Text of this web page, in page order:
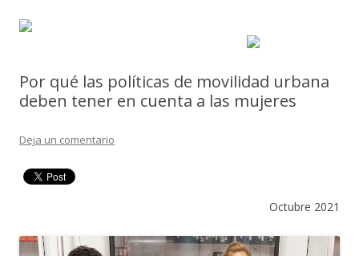
Por qué las políticas de movilidad urbana
deben tener en cuenta a las mujeres
Deja un comentario
Octubre 2021